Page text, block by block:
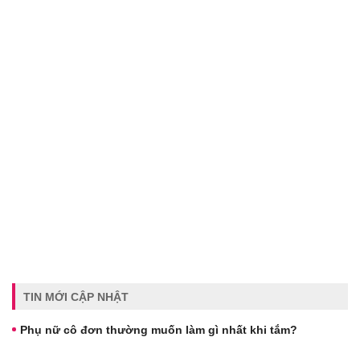
TIN MỚI CẬP NHẬT
Phụ nữ cô đơn thường muốn làm gì nhất khi tắm?